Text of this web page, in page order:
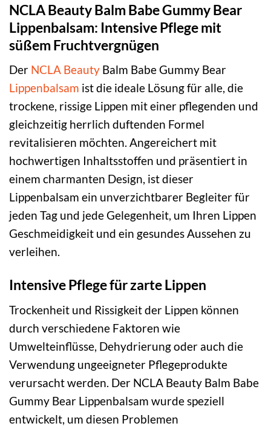
NCLA Beauty Balm Babe Gummy Bear
Lippenbalsam: Intensive Pflege mit
süßem Fruchtvergnügen
Der NCLA Beauty Balm Babe Gummy Bear
Lippenbalsam ist die ideale Lösung für alle, die
trockene, rissige Lippen mit einer pflegenden und
gleichzeitig herrlich duftenden Formel
revitalisieren möchten. Angereichert mit
hochwertigen Inhaltsstoffen und präsentiert in
einem charmanten Design, ist dieser
Lippenbalsam ein unverzichtbarer Begleiter für
jeden Tag und jede Gelegenheit, um Ihren Lippen
Geschmeidigkeit und ein gesundes Aussehen zu
verleihen.
Intensive Pflege für zarte Lippen
Trockenheit und Rissigkeit der Lippen können
durch verschiedene Faktoren wie
Umwelteinflüsse, Dehydrierung oder auch die
Verwendung ungeeigneter Pflegeprodukte
verursacht werden. Der NCLA Beauty Balm Babe
Gummy Bear Lippenbalsam wurde speziell
entwickelt, um diesen Problemen